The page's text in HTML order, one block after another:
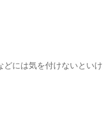
には気を付けないといけ